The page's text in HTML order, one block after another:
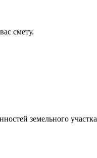
смету.
земельного участка